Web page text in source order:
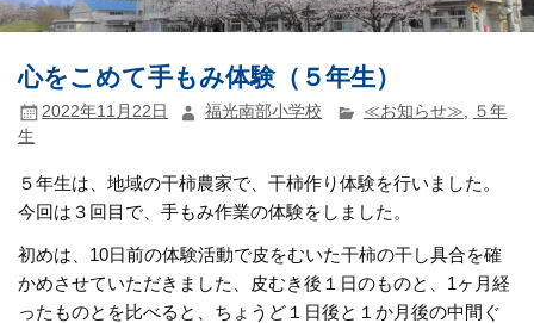
心をこめて手もみ体験（５年生）
2022年11月22日 福光南部小学校 ≪お知らせ≫, ５年
生
５年生は、地域の干柿農家で、干柿作り体験を行いました。
今回は３回目で、手もみ作業の体験をしました。
初めは、10日前の体験活動で皮をむいた干柿の干し具合を確
かめさせていただきました、皮むき後１日のものと、1ヶ月経
ったものとを比べると、ちょうど１日後と１か月後の中間ぐ